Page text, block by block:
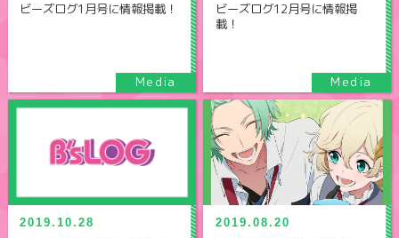
ビーズログ1月号に情報掲載！
ビーズログ12月号に情報掲
載！
2019.10.28 2019.08.20